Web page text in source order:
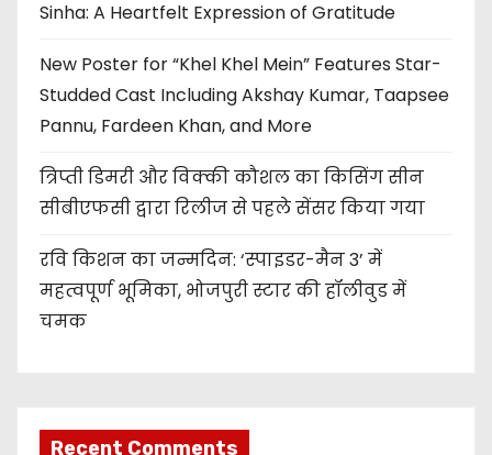
Sinha: A Heartfelt Expression of Gratitude
New Poster for “Khel Khel Mein” Features Star-
Studded Cast Including Akshay Kumar, Taapsee
Pannu, Fardeen Khan, and More
त्रिप्ती डिमरी और विक्की कौशल का किसिंग सीन
सीबीएफसी द्वारा रिलीज से पहले सेंसर किया गया
रवि किशन का जन्मदिन: ‘स्पाइडर-मैन 3’ में
महत्वपूर्ण भूमिका, भोजपुरी स्टार की हॉलीवुड में
चमक
Recent Comments